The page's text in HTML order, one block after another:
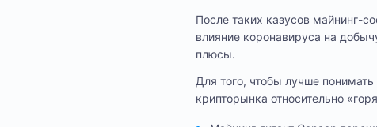
После таких казусов майнинг-
влияние коронавируса на
плюсы.
Для того, чтобы лучше
крипторынка относительно